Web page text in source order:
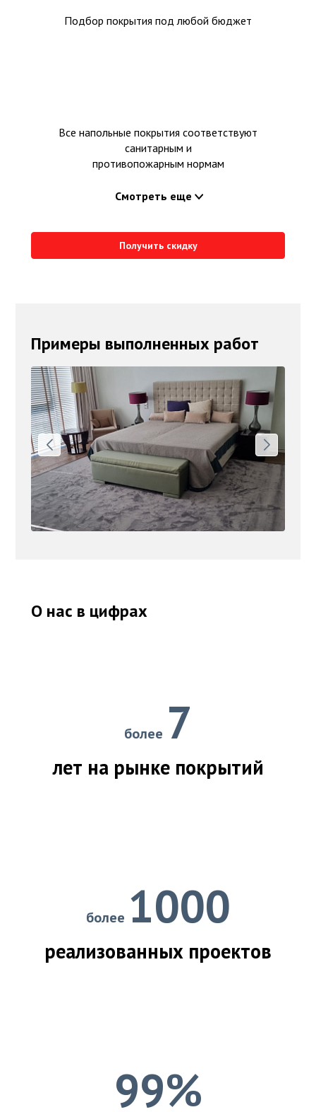
Подбор покрытия под любой бюджет
Все напольные покрытия соответствуют
санитарным и
противопожарным нормам
Смотреть еще
Получить скидку
Примеры выполненных работ
О нас в цифрах
более 7
лет на рынке покрытий
более 1000
реализованных проектов
99%